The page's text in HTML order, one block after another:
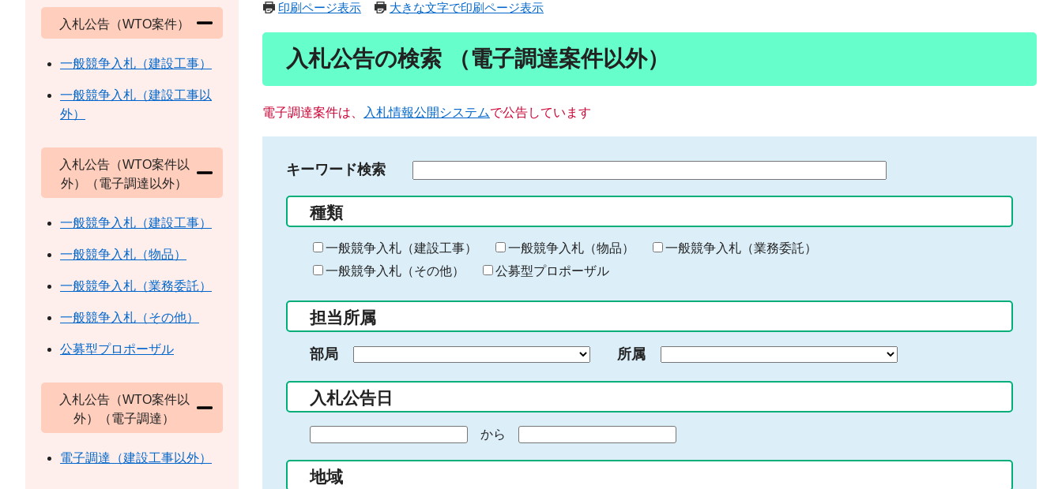
印刷ページ表示 大きな文字で印刷ページ表示
入札公告の検索 （電子調達案件以外）
電子調達案件は、 入札情報公開システムで公告しています
キーワード検索
る
キ
ー
ー
入
力
種類
一般競争入札（建設工事） 一般競争入札（物品）
一般競争入札（業務委託）
一般競争入札（その他）
公募型プロポーザル
担当所属
部局 所属
入札公告日
の
から
地域
入札公告（WTO案件）
一般競争入札（建設工事）
一般競争入札（建設工事以
外）
入札公告（WTO案件以
外）（電子調達以外）
一般競争入札（建設工事）
一般競争入札（物品）
一般競争入札（業務委託）
一般競争入札（その他）
公募型プロポーザル
入札公告（WTO案件以
外）（電子調達）
電子調達（建設工事以外）